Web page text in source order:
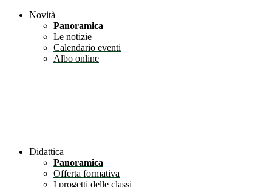
Novità
Panoramica
Le notizie
Calendario eventi
Albo online
Didattica
Panoramica
Offerta formativa
I progetti delle classi